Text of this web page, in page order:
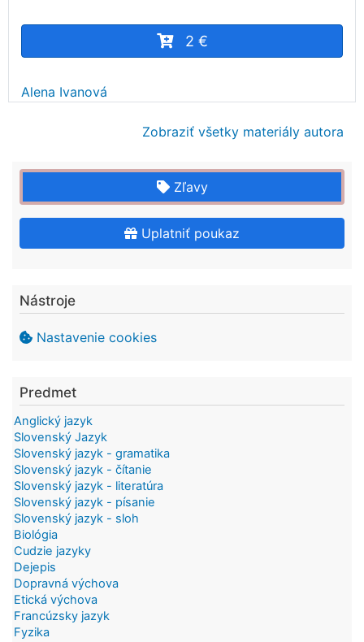
2 €
Alena Ivanová
Zobraziť všetky materiály autora
Zľavy
Uplatniť poukaz
Nástroje
Nastavenie cookies
Predmet
Anglický jazyk
Slovenský Jazyk
Slovenský jazyk - gramatika
Slovenský jazyk - čítanie
Slovenský jazyk - literatúra
Slovenský jazyk - písanie
Slovenský jazyk - sloh
Biológia
Cudzie jazyky
Dejepis
Dopravná výchova
Etická výchova
Francúzsky jazyk
Fyzika